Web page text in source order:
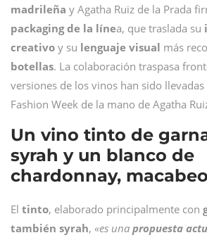
madrileña y Agatha Ruiz de la Prada
packaging de la línea, que traslada su
creativo y su lenguaje visual más
botellas. La colaboración traspasa
versiones de los vinos han sido llevadas
Fashion Week de la mano de Agatha
Un vino tinto de
syrah y un blanco de
chardonnay,
El tinto, elaborado principalmente con
también syrah, «es una propuesta